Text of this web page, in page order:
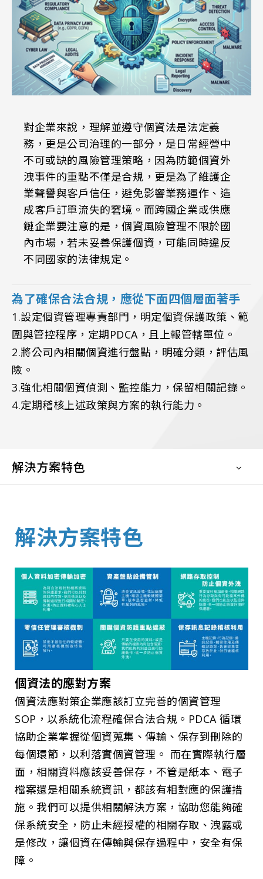
對企業來說，理解並遵守個資法是法定義
務，更是公司治理的一部分，是日常經營中
不可或缺的風險管理策略，因為防範個資外
洩事件的重點不僅是合規，更是為了維護企
業聲譽與客戶信任，避免影響業務運作、造
成客戶訂單流失的窘境。而跨國企業或供應
鏈企業要注意的是，個資風險管理不限於國
內市場，若未妥善保護個資，可能同時違反
不同國家的法律規定。
為了確保合法合規，應從下面四個層面著手
1.設定個資管理專責部門，明定個資保護政策、範
圍與管控程序，定期PDCA，且上報管轄單位。
2.將公司內相關個資進行盤點，明確分類，評估風
險。
3.強化相關個資偵測、監控能力，保留相關記錄。
4.定期稽核上述政策與方案的執行能力。
解決方案特色
解決方案特色
個資法的應對方案
個資法應對策企業應該訂立完善的個資管理
SOP，以系統化流程確保合法合規。PDCA 循環
協助企業掌握從個資蒐集、傳輸、保存到刪除的
每個環節，以利落實個資管理。 而在實際執行層
面，相關資料應該妥善保存，不管是紙本、電子
檔案還是相關系統資訊，都該有相對應的保護措
施。我們可以提供相關解決方案，協助您能夠確
保系統安全，防止未經授權的相關存取、洩露或
是修改，讓個資在傳輸與保存過程中，安全有保
障。